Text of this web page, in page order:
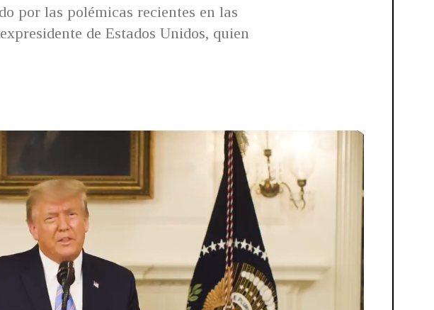
por las polémicas recientes en las
de Estados Unidos, quien